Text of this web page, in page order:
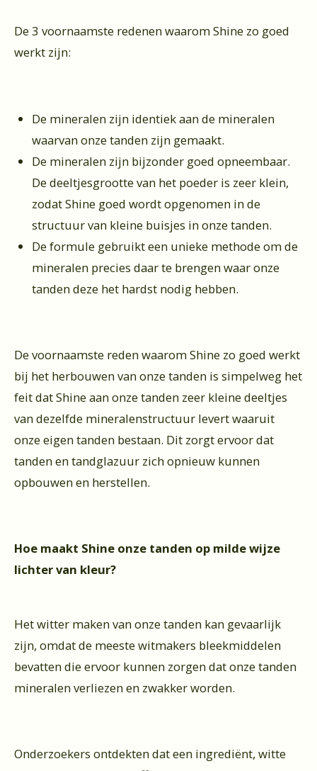
De 3 voornaamste redenen waarom Shine zo goed
werkt zijn:
De mineralen zijn identiek aan de mineralen
waarvan onze tanden zijn gemaakt.
De mineralen zijn bijzonder goed opneembaar.
De deeltjesgrootte van het poeder is zeer klein,
zodat Shine goed wordt opgenomen in de
structuur van kleine buisjes in onze tanden.
De formule gebruikt een unieke methode om de
mineralen precies daar te brengen waar onze
tanden deze het hardst nodig hebben.
De voornaamste reden waarom Shine zo goed werkt
bij het herbouwen van onze tanden is simpelweg het
feit dat Shine aan onze tanden zeer kleine deeltjes
van dezelfde mineralenstructuur levert waaruit
onze eigen tanden bestaan. Dit zorgt ervoor dat
tanden en tandglazuur zich opnieuw kunnen
opbouwen en herstellen.
Hoe maakt Shine onze tanden op milde wijze
lichter van kleur?
Het witter maken van onze tanden kan gevaarlijk
zijn, omdat de meeste witmakers bleekmiddelen
bevatten die ervoor kunnen zorgen dat onze tanden
mineralen verliezen en zwakker worden.
Onderzoekers ontdekten dat een ingrediënt, witte